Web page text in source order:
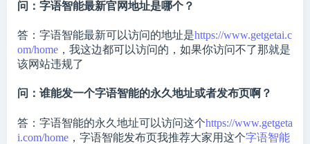
问：字语智能最新官网地址是哪个？
答：字语智能最新可以访问的地址是https://www.getgetai.c
om/home ，我这边都可以访问的，如果你访问不了那就是
该网站违规了
问：谁能发一个字语智能的永久地址或者发布页啊？
答：字语智能的永久地址可以访问这个https://www.getgeta
i.com/home ，字语智能发布页我推荐大家用这个字语智能